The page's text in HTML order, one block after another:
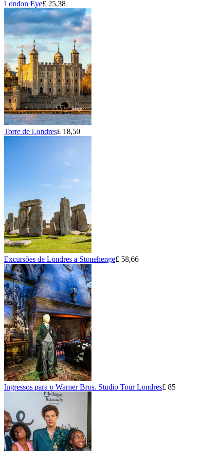
London Eye£ 25,38
Torre de Londres£ 18,50
Excursões de Londres a Stonehenge£ 58,66
Ingressos para o Warner Bros. Studio Tour Londres£ 85